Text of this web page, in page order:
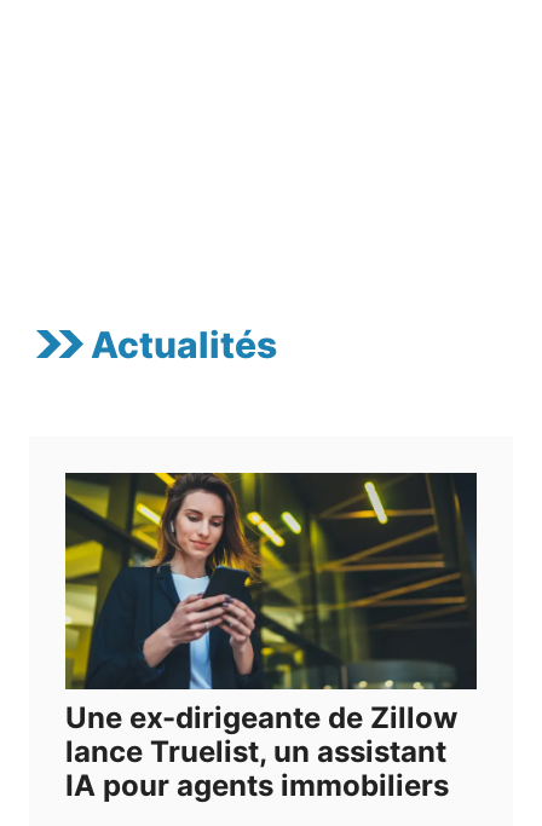
Actualités
Une ex-dirigeante de Zillow
lance Truelist, un assistant
IA pour agents immobiliers